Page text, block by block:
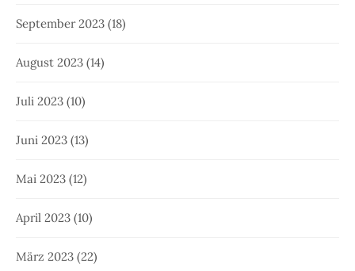
September 2023 (18)
August 2023 (14)
Juli 2023 (10)
Juni 2023 (13)
Mai 2023 (12)
April 2023 (10)
März 2023 (22)